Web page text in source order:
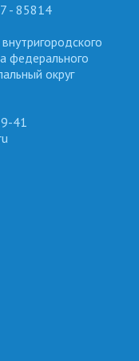
- 85814
федерального
округ
41